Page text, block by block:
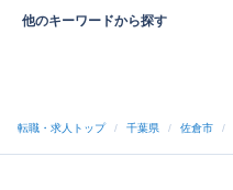
他のキーワードから探す
転職・求人トップ / 千葉県 / 佐倉市 /